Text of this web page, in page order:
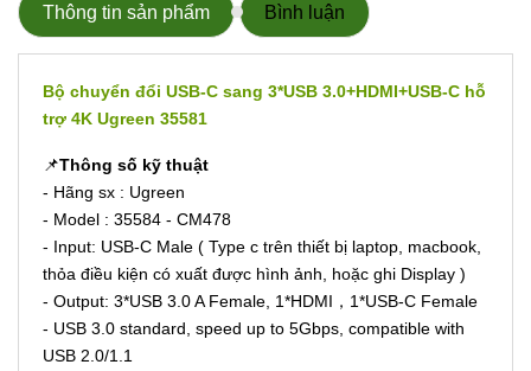
Thông tin sản phẩm Bình luận
Bộ chuyển đổi USB-C sang 3*USB 3.0+HDMI+USB-C hỗ
trợ 4K Ugreen 35581
📌Thông số kỹ thuật
- Hãng sx : Ugreen
- Model : 35584 - CM478
- Input: USB-C Male ( Type c trên thiết bị laptop, macbook,
thỏa điều kiện có xuất được hình ảnh, hoặc ghi Display )
- Output: 3*USB 3.0 A Female, 1*HDMI，1*USB-C Female
- USB 3.0 standard, speed up to 5Gbps, compatible with
USB 2.0/1.1